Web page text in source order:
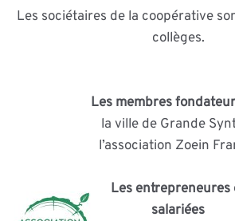
Les sociétaires de la coopérative
collèges.
Les membres
la ville de Grande
l’association Zoein
Les entrepreneur·es
salarié·es